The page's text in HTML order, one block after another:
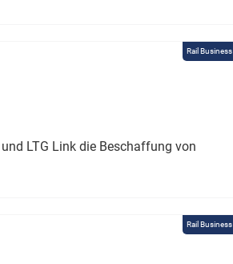
Rail Business
LTG Link die Beschaffung von
Rail Business